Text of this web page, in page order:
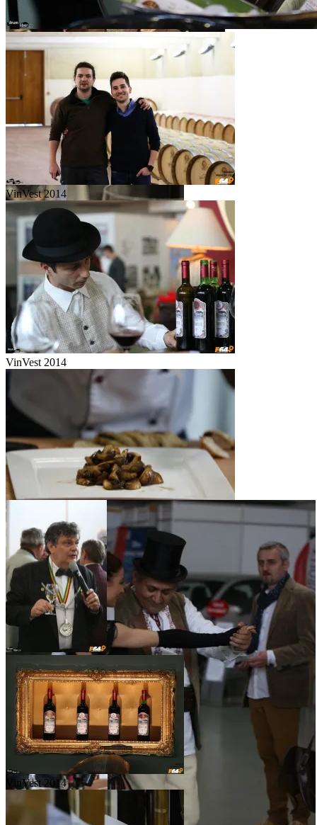
VinVest 2014
VinVest 2014
VinVest 2014
VinVest 2014
VinVest 2014
VinVest 2014
VinVest 2014
VinVest 2014
VinVest 2014
VinVest 2014